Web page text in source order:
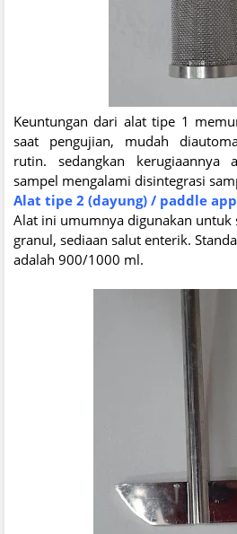
Keuntungan dari alat tipe 1
saat pengujian, mudah
rutin. sedangkan kerugiaannya
sampel mengalami disintegrasi
Alat tipe 2 (dayung) / paddle
Alat ini umumnya digunakan untuk
granul, sediaan salut enterik.
adalah 900/1000 ml.